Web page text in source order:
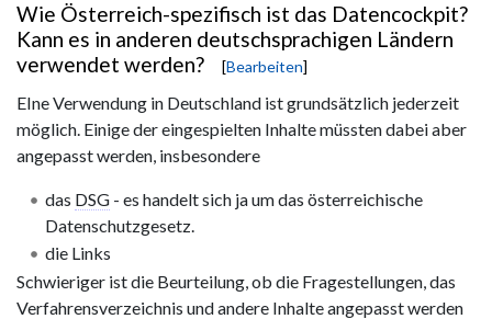
Wie Österreich-spezifisch ist das Datencockpit?
Kann es in anderen deutschsprachigen Ländern
verwendet werden?
[Bearbeiten]
EIne Verwendung in Deutschland ist grundsätzlich jederzeit
möglich. Einige der eingespielten Inhalte müssten dabei aber
angepasst werden, insbesondere
das DSG- es handelt sich ja um das österreichische
Datenschutzgesetz.
die Links
Schwieriger ist die Beurteilung, ob die Fragestellungen, das
Verfahrensverzeichnis und andere Inhalte angepasst werden